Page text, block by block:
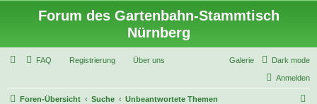
Forum des Gartenbahn-Stammtisch
Nürnberg
Dark mode
Galerie
FAQ Registrierung Über uns
Anmelden
Foren-Übersicht Suche Unbeantwortete Themen